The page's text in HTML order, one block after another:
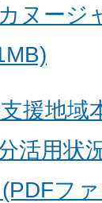
ヌージ
援地域
活用状
フ